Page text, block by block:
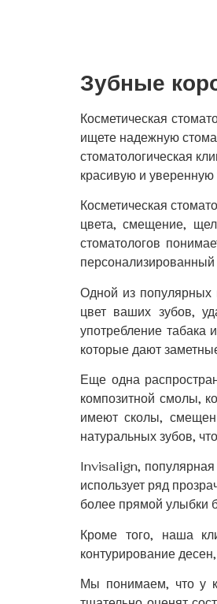
Зубные
Косметическая
ищете надежную
стоматологическая
красивую и уверенную
Косметическая
цвета, смещение,
стоматологов
Одной из популярных
цвет ваших зубов,
употребление табака
которые дают
Еще одна
композитной смолы,
имеют сколы,
натуральных зубов,
Invisalign, популярная
использует ряд
более прямой улыбки
Кроме того, наша
контурирование
Мы понимаем, что у